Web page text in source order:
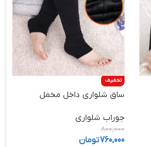
تخفیف
ساق شلواری داخل مخمل
جوراب شلواری
800,000
760,000تومان